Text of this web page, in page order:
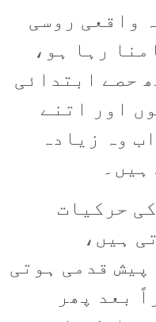
واقعی روسی
رہا ہو،
حصے ابتدائی
اور اتنے
وہ زیادہ
حرکیات
ہیں،
قدمی ہوتی
بعد پھر